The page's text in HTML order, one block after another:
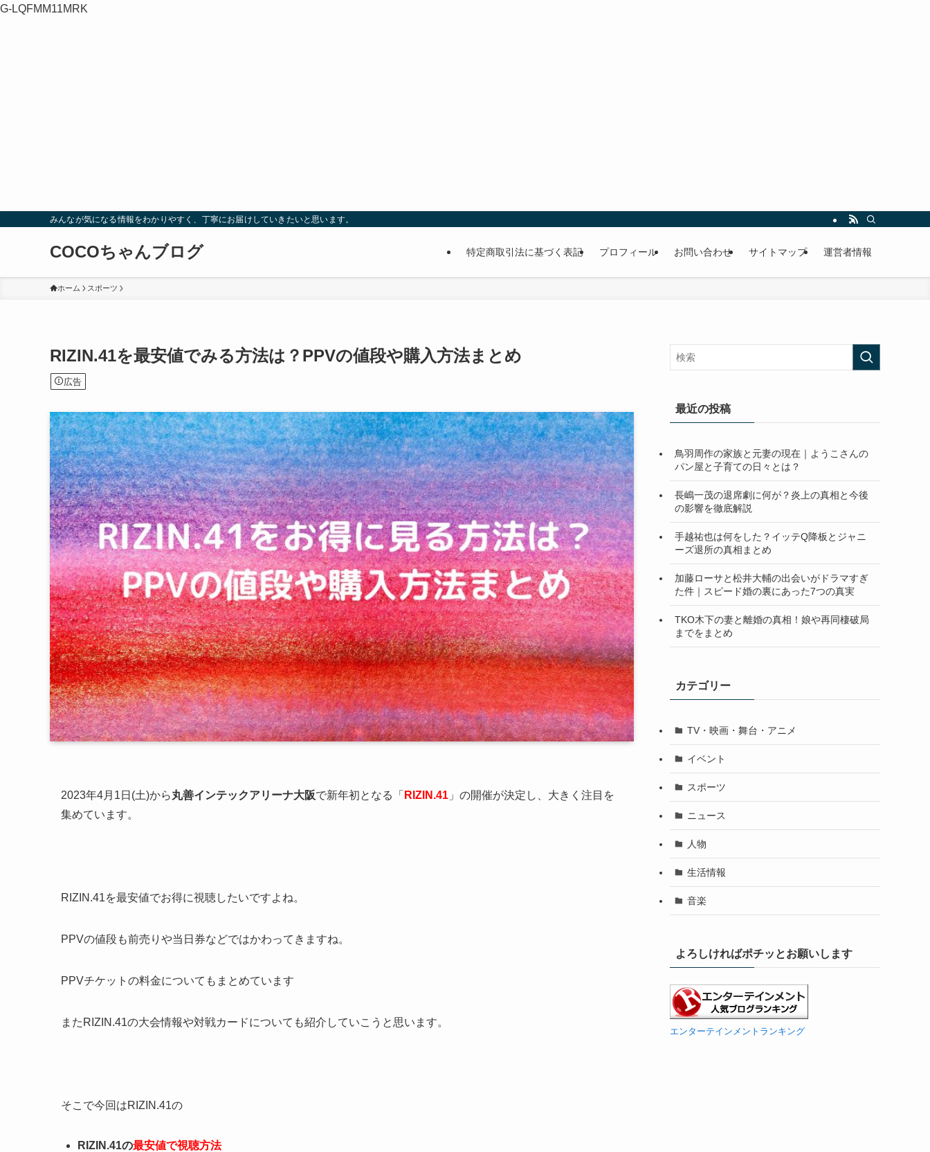
G-LQFMM11MRK
みんなが気になる情報をわかりやすく、丁寧にお届けしていきたいと思います。
COCOちゃんブログ 特定商取引法に基づく表記 プロフィール お問い合わせ サイトマップ 運営者情報
ホーム スポーツ
RIZIN.41を最安値でみる方法は？PPVの値段や購入方法まとめ
広告
2023年4月1日(土)から丸善インテックアリーナ大阪で新年初となる「 RIZIN.41 」の開催が決定し、大きく注目を
集めています。
RIZIN.41を最安値でお得に視聴したいですよね。
PPVの値段も前売りや当日券などではかわってきますね。
PPVチケットの料金についてもまとめています
またRIZIN.41の大会情報や対戦カードについても紹介していこうと思います。
そこで今回はRIZIN.41の
RIZIN.41の最安値で視聴方法
最近の投稿
鳥羽周作の家族と元妻の現在｜ようこさんの
パン屋と子育ての日々とは？
長嶋一茂の退席劇に何が？炎上の真相と今後
の影響を徹底解説
手越祐也は何をした？イッテQ降板とジャニ
ーズ退所の真相まとめ
加藤ローサと松井大輔の出会いがドラマすぎ
た件｜スピード婚の裏にあった7つの真実
TKO木下の妻と離婚の真相！娘や再同棲破局
までをまとめ
カテゴリー
TV・映画・舞台・アニメ
イベント
スポーツ
ニュース
人物
生活情報
音楽
よろしければポチッとお願いします
エンターテインメントランキング